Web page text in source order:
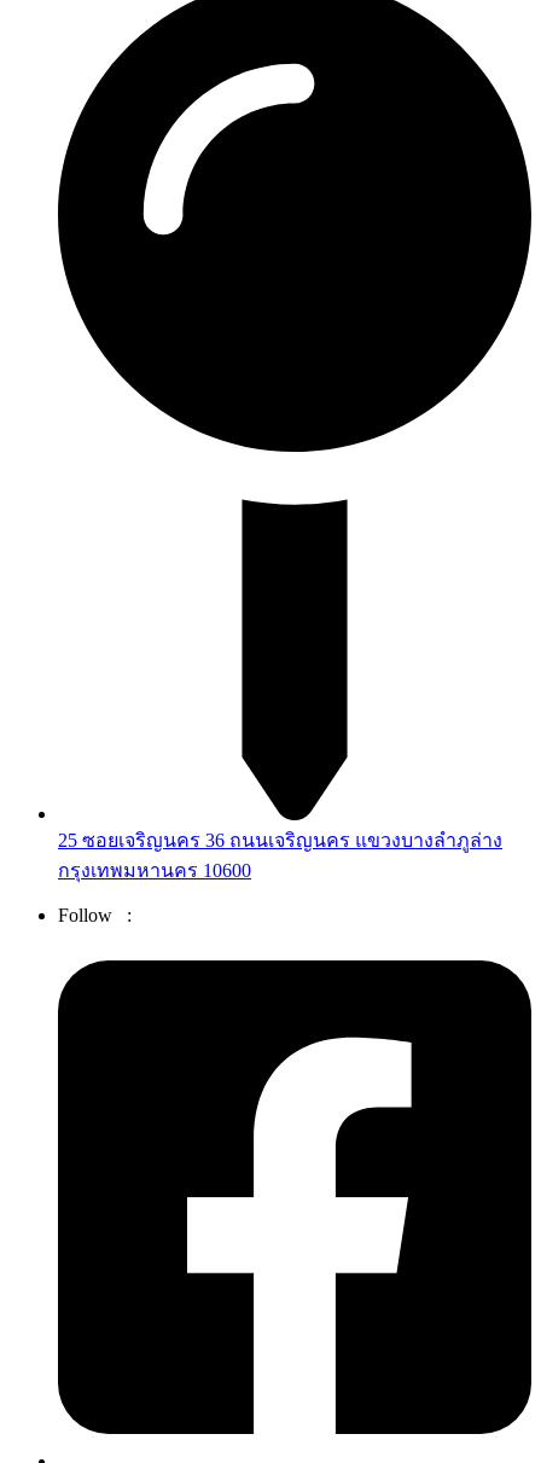
25 ซอยเจริญนคร 36 ถนนเจริญนคร แขวงบางลำภูล่าง
กรุงเทพมหานคร 10600
Follow :